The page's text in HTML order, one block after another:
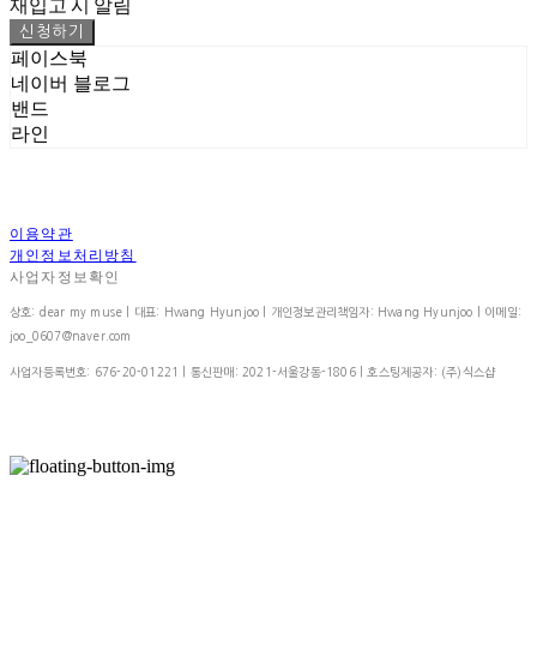
재입고 시 알림
신청하기
페이스북
네이버 블로그
밴드
라인
이용약관
개인정보처리방침
사업자정보확인
상호: dear my muse | 대표: Hwang Hyunjoo | 개인정보관리책임자: Hwang Hyunjoo | 이메일:
joo_0607@naver.com
사업자등록번호: 676-20-01221 | 통신판매: 2021-서울강동-1806| 호스팅제공자: (주)식스샵